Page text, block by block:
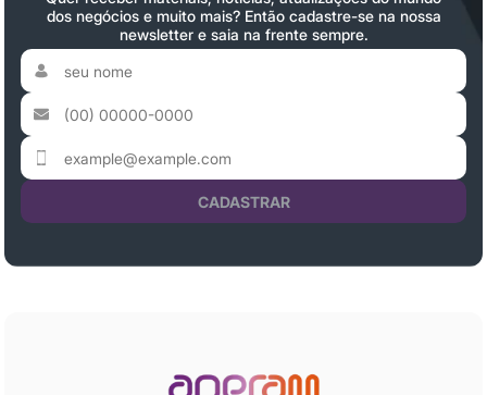
dos negócios e muito mais? Então cadastre-se na nossa
newsletter e saia na frente sempre.
CADASTRAR